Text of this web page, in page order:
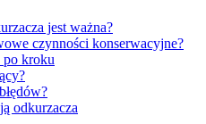
jest ważna?
czynności konserwacyjne?
kroku
odkurzacza